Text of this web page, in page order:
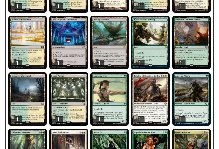
1 1 1 1 1
1 1 1 1 1
1 1 1 1 1